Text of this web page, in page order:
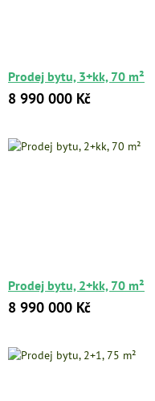
Prodej bytu, 3+kk, 70 m²
8 990 000 Kč
Prodej bytu, 2+kk, 70 m²
8 990 000 Kč